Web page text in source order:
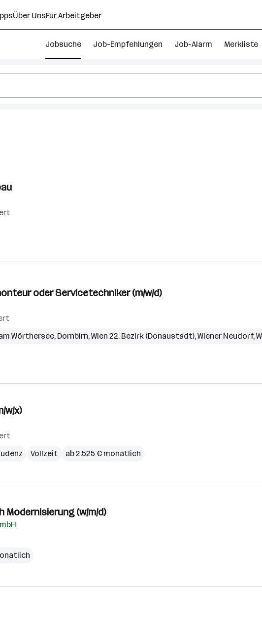
Über UnsFür Arbeitgeber
Jobsuche Job-Empfehlungen Job-Alarm Merkliste
oder Servicetechniker (m/w/d)
Wörthersee, Dornbirn,Wien 22. Bezirk (Donaustadt),Wiener Neudorf,
w/x)
Vollzeit ab 2.525 € monatlich
Modernisierung (w/m/d)